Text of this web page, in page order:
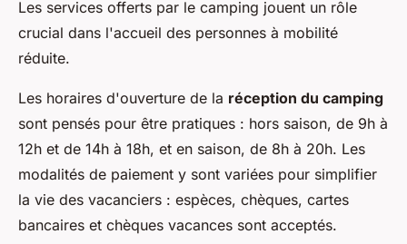
Les services offerts par le camping jouent un rôle
crucial dans l'accueil des personnes à mobilité
réduite.
Les horaires d'ouverture de la réception du camping
sont pensés pour être pratiques : hors saison, de 9h à
12h et de 14h à 18h, et en saison, de 8h à 20h. Les
modalités de paiement y sont variées pour simplifier
la vie des vacanciers : espèces, chèques, cartes
bancaires et chèques vacances sont acceptés.